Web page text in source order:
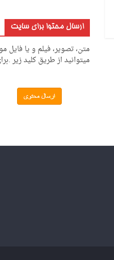
ارسال محتوا برای سایت
متن، تصویر، فیلم و یا فایل
میتوانید از طریق کلید زیر